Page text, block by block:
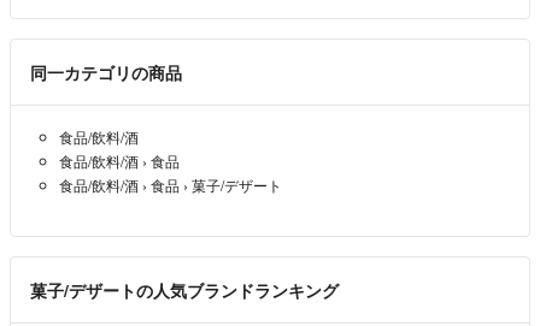
同一カテゴリの商品
食品/飲料/酒
食品/飲料/酒 › 食品
食品/飲料/酒 › 食品 › 菓子/デザート
菓子/デザートの人気ブランドランキング